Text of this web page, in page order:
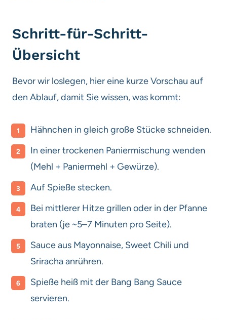
Schritt-für-Schritt-
Übersicht
Bevor wir loslegen, hier eine kurze Vorschau auf
den Ablauf, damit Sie wissen, was kommt:
Hähnchen in gleich große Stücke schneiden.
In einer trockenen Paniermischung wenden
(Mehl + Paniermehl + Gewürze).
Auf Spieße stecken.
Bei mittlerer Hitze grillen oder in der Pfanne
braten (je ~5–7 Minuten pro Seite).
Sauce aus Mayonnaise, Sweet Chili und
Sriracha anrühren.
Spieße heiß mit der Bang Bang Sauce
servieren.